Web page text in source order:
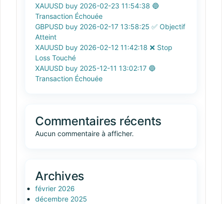
XAUUSD buy 2026-02-23 11:54:38 🔵
Transaction Échouée
GBPUSD buy 2026-02-17 13:58:25 ✅ Objectif
Atteint
XAUUSD buy 2026-02-12 11:42:18 ❌ Stop
Loss Touché
XAUUSD buy 2025-12-11 13:02:17 🔵
Transaction Échouée
Commentaires récents
Aucun commentaire à afficher.
Archives
février 2026
décembre 2025